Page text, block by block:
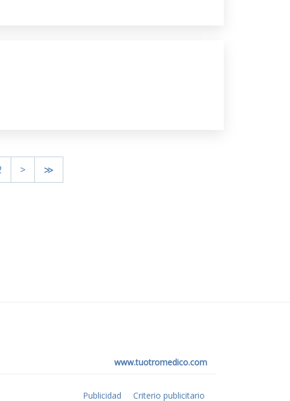
> ≫
www.tuotromedico.com
Publicidad Criterio publicitario